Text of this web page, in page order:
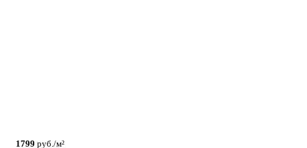
1799 руб./м²